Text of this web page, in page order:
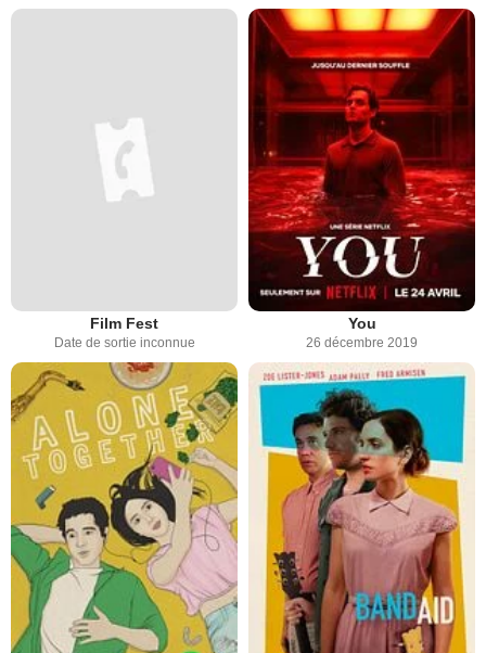
Film Fest
Date de sortie inconnue
You
26 décembre 2019